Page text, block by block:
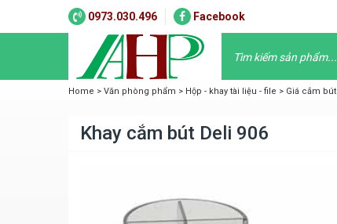
0973.030.496 Facebook
Home > Văn phòng phẩm > Hộp - khay tài liệu - file > Giá cắm bút
Khay cắm bút Deli 906